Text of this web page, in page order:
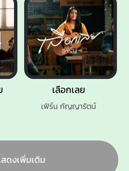
เลือกเลย
เฟิร์น กัญญารัตน์
ดงเพิ่มเติม